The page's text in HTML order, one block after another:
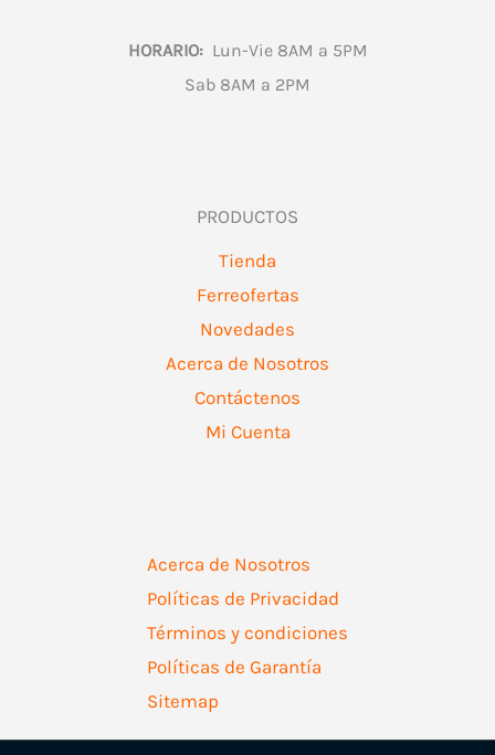
HORARIO:Lun-Vie 8AM a 5PM
Sab 8AM a 2PM
PRODUCTOS
Tienda
Ferreofertas
Novedades
Acerca de Nosotros
Contáctenos
Mi Cuenta
Acerca de Nosotros
Políticas de Privacidad
Términos y condiciones
Políticas de Garantía
Sitemap